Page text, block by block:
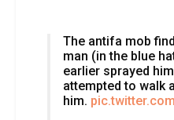
The antifa mob
man (in the blue
earlier sprayed
attempted to walk
him.